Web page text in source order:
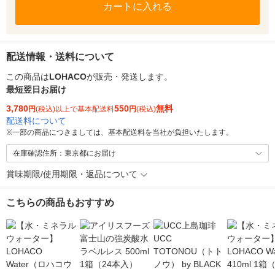
カートに入れる
配送情報・送料について
この商品はLOHACOが販売・発送します。
最短翌日お届け
3,780円(税込)以上で基本配送料550円(税込)無料
配送料について
※一部の商品につきましては、基本配送料を当社が負担いたします。
在庫確認住所：東京都にお届け
賞味期限/使用期限・返品について
こちらの商品もおすすめ